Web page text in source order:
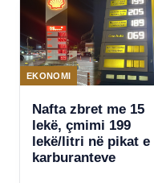
EKONOMI
Nafta zbret me 15
lekë, çmimi 199
lekë/litri në pikat e
karburanteve